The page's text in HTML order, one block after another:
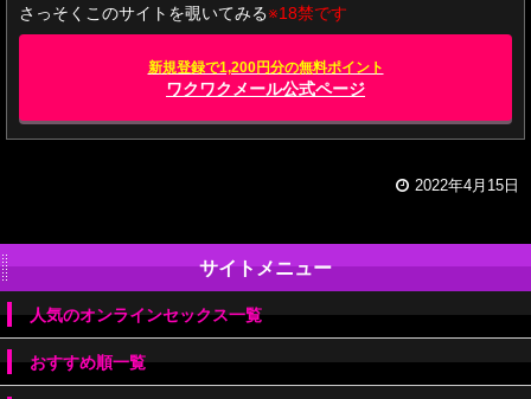
さっそくこのサイトを覗いてみる※18禁です
新規登録で1,200円分の無料ポイント
ワクワクメール公式ページ
2022年4月15日
サイトメニュー
人気のオンラインセックス一覧
おすすめ順一覧